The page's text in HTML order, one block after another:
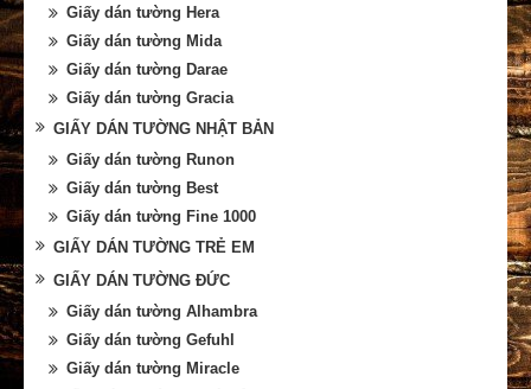
Giấy dán tường Hera
Giấy dán tường Mida
Giấy dán tường Darae
Giấy dán tường Gracia
GIẤY DÁN TƯỜNG NHẬT BẢN
Giấy dán tường Runon
Giấy dán tường Best
Giấy dán tường Fine 1000
GIẤY DÁN TƯỜNG TRẺ EM
GIẤY DÁN TƯỜNG ĐỨC
Giấy dán tường Alhambra
Giấy dán tường Gefuhl
Giấy dán tường Miracle